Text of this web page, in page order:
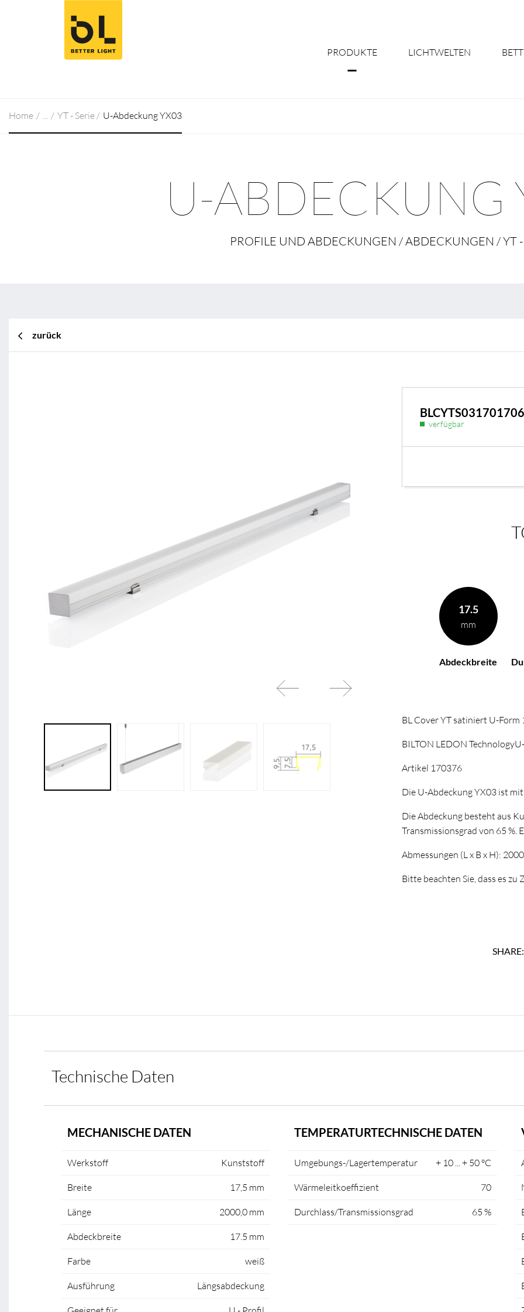
PRODUKTE
BL Shine Netzteile
BL Netzteile Dimmbar
LICHTWELTEN
Licht nach Maß
Home YT - Serie U-Abdeckung YX03
U-ABDECKUNG
PROFILE UND ABDECKUNGEN / ABDECKUNGEN / YT -
zurück
verfügbar
17.5
mm
Abdeckbreite
BL Cover YT satiniert U-
BILTON LEDON
Artikel 170376
Die U-Abdeckung YX03 ist
Die Abdeckung besteht aus
Transmissionsgrad von 65 %.
Abmessungen (L x B x H):
Bitte beachten Sie, dass es
SHARE:
Technische Daten
MECHANISCHE DATEN
Werkstoff Kunststoff
Breite 17,5 mm
Länge 2000,0 mm
Abdeckbreite 17.5 mm
Farbe weiß
Ausführung Längsabdeckung
TEMPERATURTECHNISCHE DATEN
Umgebungs-/Lagertemperatur + 10 ... + 50 °C
Wärmeleitkoeffizient 70
Durchlass/Transmissionsgrad 65 %